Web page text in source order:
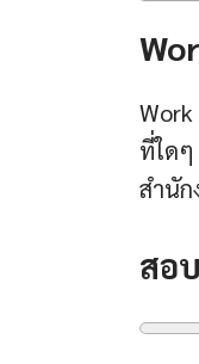
Work
ที่ใด
สำนัก
สอ